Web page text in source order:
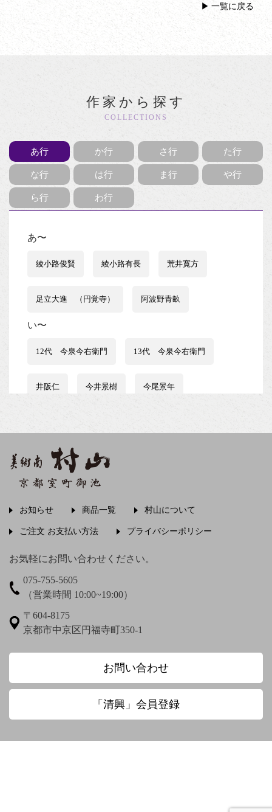
一覧に戻る
作家から探す
COLLECTIONS
あ行 か行 さ行 た行
な行 は行 ま行 や行
ら行 わ行
あ〜
綾小路俊賢 綾小路有長 荒井寛方
足立大進 （円覚寺） 阿波野青畝
い〜
12代 今泉今右衛門 13代 今泉今右衛門
井阪仁 今井景樹 今尾景年
石田波郷 石黒宗麿
梅渓通治
圓珠庵羅城
大田垣蓮月 大田垣蓮月 鈴木百年
大田垣蓮月賛 松岡環翠画 大谷光演
お知らせ 商品一覧 村山について
ご注文 お支払い方法 プライバシーポリシー
お気軽にお問い合わせください。
075-755-5605
（営業時間 10:00~19:00）
〒604-8175
京都市中京区円福寺町350-1
お問い合わせ
「清興」会員登録